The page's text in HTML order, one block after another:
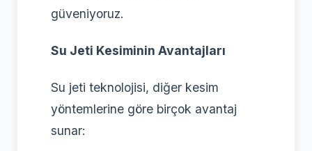
güveniyoruz.
Su Jeti Kesiminin Avantajları
Su jeti teknolojisi, diğer kesim
yöntemlerine göre birçok avantaj
sunar: